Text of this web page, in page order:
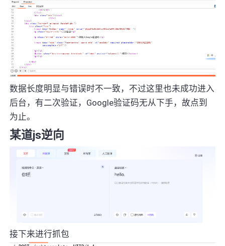
数据长度明显与错误时不一致，不过这里也未成功进入
后台，有二次验证，Google验证码无从下手，故点到
为止。
某道js逆向
接下来进行抓包